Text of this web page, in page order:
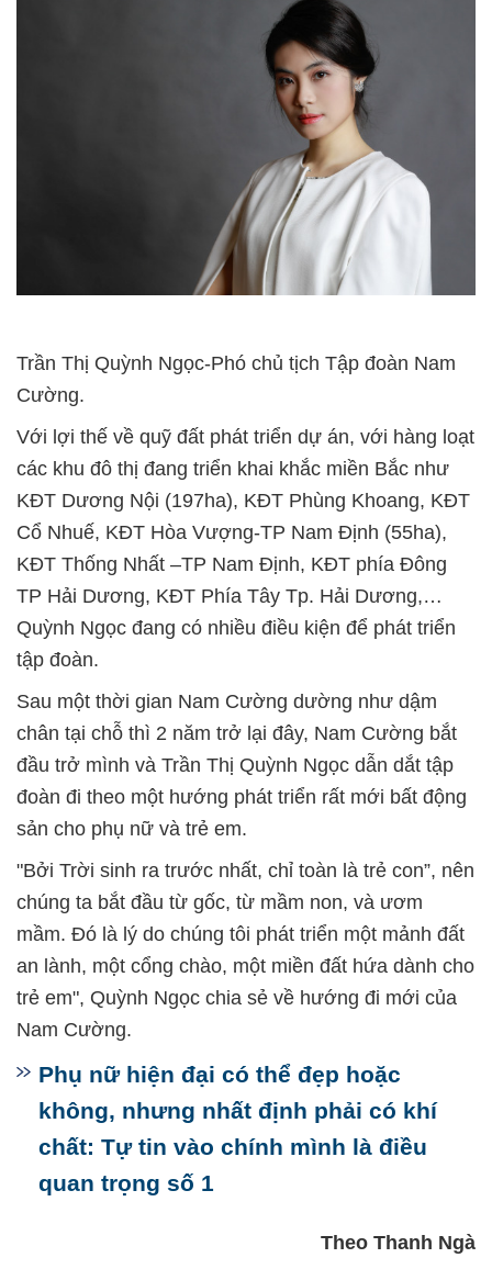
Trần Thị Quỳnh Ngọc-Phó chủ tịch Tập đoàn Nam
Cường.
Với lợi thế về quỹ đất phát triển dự án, với hàng loạt
các khu đô thị đang triển khai khắc miền Bắc như
KĐT Dương Nội (197ha), KĐT Phùng Khoang, KĐT
Cổ Nhuế, KĐT Hòa Vượng-TP Nam Định (55ha),
KĐT Thống Nhất –TP Nam Định, KĐT phía Đông
TP Hải Dương, KĐT Phía Tây Tp. Hải Dương,…
Quỳnh Ngọc đang có nhiều điều kiện để phát triển
tập đoàn.
Sau một thời gian Nam Cường dường như dậm
chân tại chỗ thì 2 năm trở lại đây, Nam Cường bắt
đầu trở mình và Trần Thị Quỳnh Ngọc dẫn dắt tập
đoàn đi theo một hướng phát triển rất mới bất động
sản cho phụ nữ và trẻ em.
"Bởi Trời sinh ra trước nhất, chỉ toàn là trẻ con”, nên
chúng ta bắt đầu từ gốc, từ mầm non, và ươm
mầm. Đó là lý do chúng tôi phát triển một mảnh đất
an lành, một cổng chào, một miền đất hứa dành cho
trẻ em", Quỳnh Ngọc chia sẻ về hướng đi mới của
Nam Cường.
Phụ nữ hiện đại có thể đẹp hoặc
không, nhưng nhất định phải có khí
chất: Tự tin vào chính mình là điều
quan trọng số 1
Theo Thanh Ngà